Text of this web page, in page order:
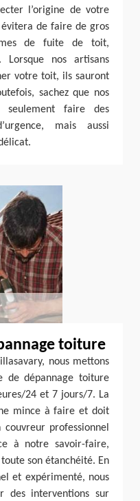
l’origine de votre
de faire de gros
de fuite de toit,
Lorsque nos artisans
votre toit, ils sauront
sachez que nos
seulement faire des
mais aussi
toiture
nous mettons
de dépannage toiture
24 et 7 jours/7. La
mince à faire et doit
professionnel
à notre savoir-faire,
son étanchéité. En
et expérimenté, nous
des interventions sur